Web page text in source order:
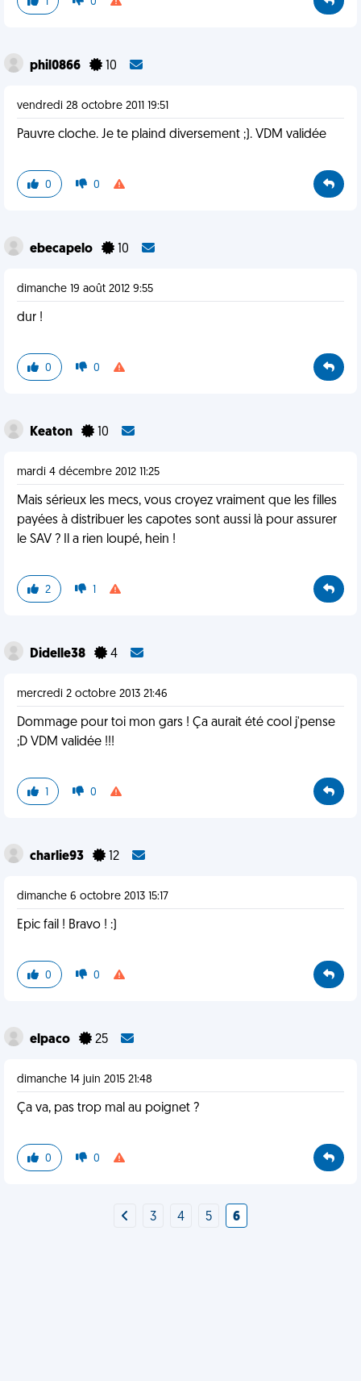
phil0866 10
vendredi 28 octobre 2011 19:51
Pauvre cloche. Je te plaind diversement ;). VDM validée
0 0
ebecapelo 10
dimanche 19 août 2012 9:55
dur !
0 0
Keaton 10
mardi 4 décembre 2012 11:25
Mais sérieux les mecs, vous croyez vraiment que les filles
payées à distribuer les capotes sont aussi là pour assurer
le SAV ? Il a rien loupé, hein !
2 1
Didelle38 4
mercredi 2 octobre 2013 21:46
Dommage pour toi mon gars ! Ça aurait été cool j'pense
;D VDM validée !!!
1 0
charlie93 12
dimanche 6 octobre 2013 15:17
Epic fail ! Bravo ! :)
0 0
elpaco 25
dimanche 14 juin 2015 21:48
Ça va, pas trop mal au poignet ?
0 0
3 4 5 6